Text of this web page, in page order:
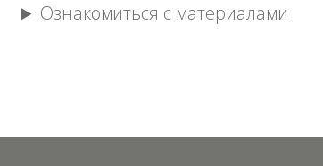
Ознакомиться с материалами